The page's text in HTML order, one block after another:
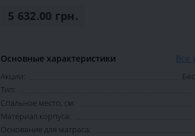
5 632.00 грн.
Основные характеристики Все
Акции:
Тип:
Спальное место, см:
Материал корпуса:
Основание для матраса: